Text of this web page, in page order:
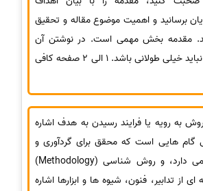
برسانید و اهمیت موضوع مقاله و تحقیق
مقدمه بخش مهمی است. در نوشتن آن
دقت کنید. مقدمه نباید خیلی طولانی باشد. 1 الی 2 صفحه کافی
به رویه یا فرایند رسیدن به هدف اشاره
گام هایی است که محقق برای گردآوری و
تحلیل داده ها برمی دارد، و روش شناسی (Methodology)
از تدابیر، فنون، شیوه ها و ابزارها اشاره